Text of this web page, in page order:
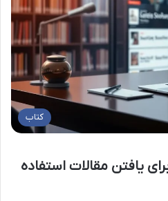
کتاب
یافتن مقالات استفاده